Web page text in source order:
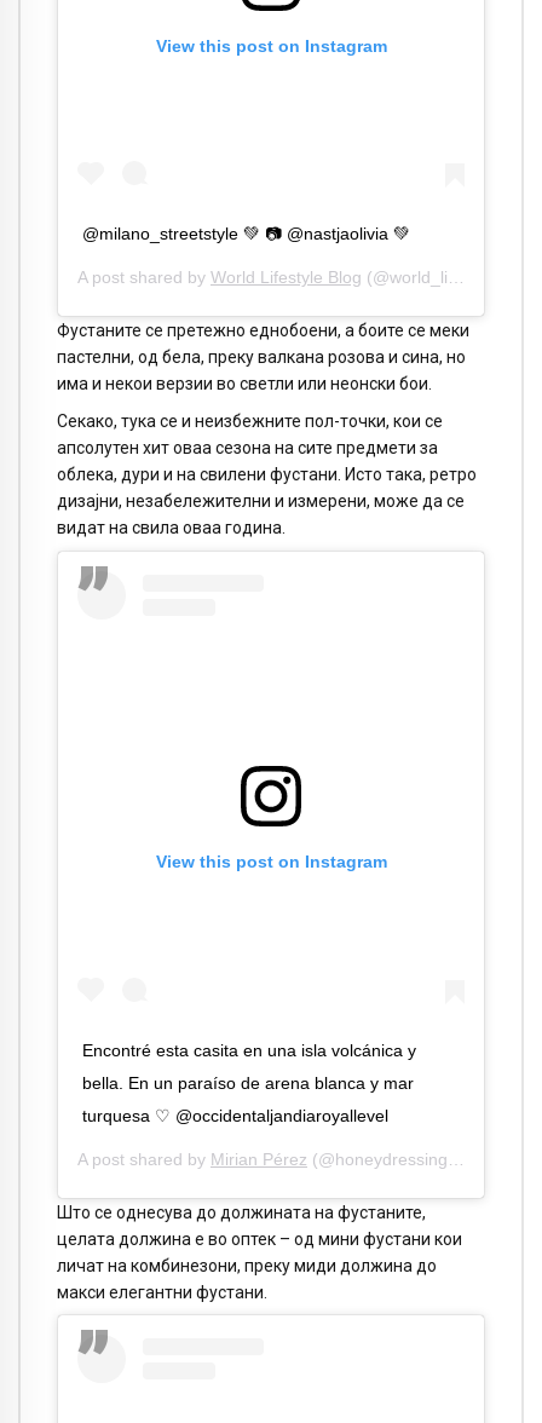
View this post on Instagram
@milano_streetstyle 💚 📷 @nastjaolivia 💚
A post shared by World Lifestyle Blog (@world_lifestyle_blog) on
Фустаните се претежно еднобоени, а боите се меки
пастелни, од бела, преку валкана розова и сина, но
има и некои верзии во светли или неонски бои.
Секако, тука се и неизбежните пол-точки, кои се
апсолутен хит оваа сезона на сите предмети за
облека, дури и на свилени фустани. Исто така, ретро
дизајни, незабележителни и измерени, може да се
видат на свила оваа година.
View this post on Instagram
Encontré esta casita en una isla volcánica y
bella. En un paraíso de arena blanca y mar
turquesa ♡ @occidentaljandiaroyallevel
A post shared by Mirian Pérez (@honeydressing) on
Што се однесува до должината на фустаните,
целата должина е во оптек – од мини фустани кои
личат на комбинезони, преку миди должина до
макси елегантни фустани.